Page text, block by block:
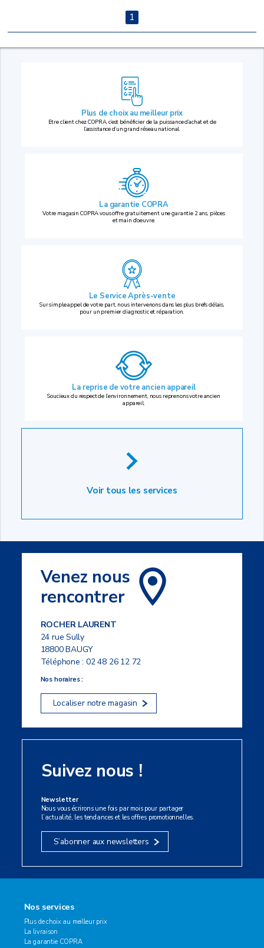
1
Plus de choix au meilleur prix
Etre client chez COPRA, c’est bénéficier de la puissance d’achat et de
l’assistance d’un grand réseau national.
La garantie COPRA
Votre magasin COPRA vous offre gratuitement une garantie 2 ans, pièces
et main d’oeuvre.
Le Service Après-vente
Sur simple appel de votre part, nous intervenons dans les plus brefs délais,
pour un premier diagnostic et réparation.
La reprise de votre ancien appareil
Soucieux du respect de l’environnement, nous reprenons votre ancien
appareil.
Voir tous les services
Venez nous
rencontrer
ROCHER LAURENT
24 rue Sully
18800 BAUGY
Téléphone :02 48 26 12 72
Nos horaires :
Localiser notre magasin
Suivez nous !
Newsletter
Nous vous écrirons une fois par mois pour partager
l’actualité, les tendances et les offres promotionnelles.
S’abonner aux newsletters
Nos services
Plus de choix au meilleur prix
La livraison
La garantie COPRA